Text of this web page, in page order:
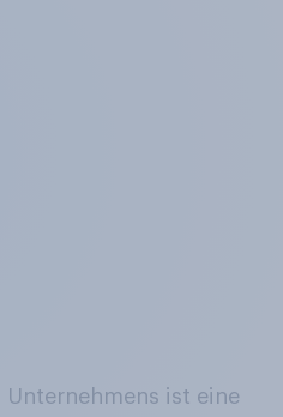
Unternehmens ist eine